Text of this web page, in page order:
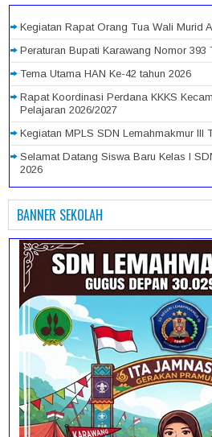
Kegiatan Rapat Orang Tua Wali Murid
Peraturan Bupati Karawang Nomor 393
Tema Utama HAN Ke-42 tahun 2026
Rapat Koordinasi Perdana KKKS
Pelajaran 2026/2027
Kegiatan MPLS SDN Lemahmakmur III
Selamat Datang Siswa Baru Kelas I
2026
BANNER SEKOLAH